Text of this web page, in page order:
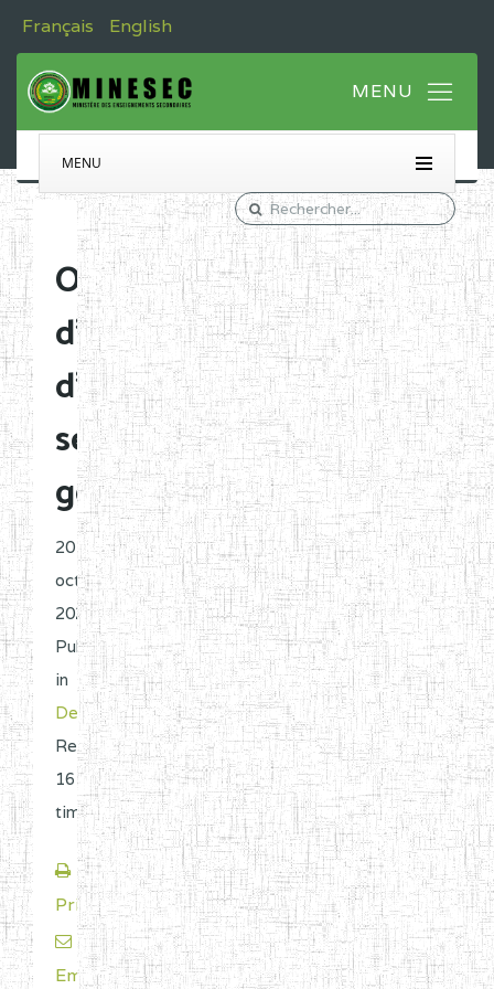
Français English
MENU
Ouverture
d'établissements
d'enseignement
secondaire
général
20
octobre
2023 |
Published
in
Decisions.
Read
1617
times.
Print
Email